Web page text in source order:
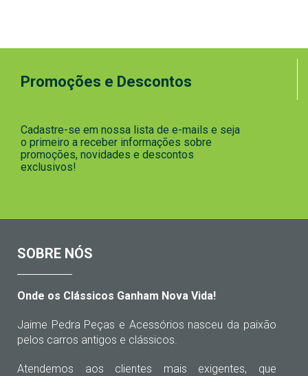
Promoções e Descontos
Cadastre-se em nossa lista de e-mails e seja
o primeiro a receber informações sobre
promoções, novidades e descontos
exclusivos!
SOBRE NÓS
Onde os Clássicos Ganham Nova Vida!
Jaime Pedra Peças e Acessórios nasceu da paixão
pelos carros antigos e clássicos.
Atendemos aos clientes mais exigentes, que